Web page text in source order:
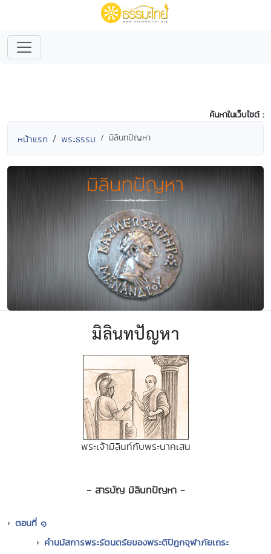
ค้นหาในเว็บไซต์ :
หน้าแรก พระธรรม มิลินทปัญหา
มิลินทปัญหา
พระเจ้ามิลินท์กับพระนาคเสน
- สารบัญ มิลินทปัญหา -
ตอนที่ ๑
คำนมัสการพระรัตนตรัยของพระติปิฎกจุฬาภัยเถระ